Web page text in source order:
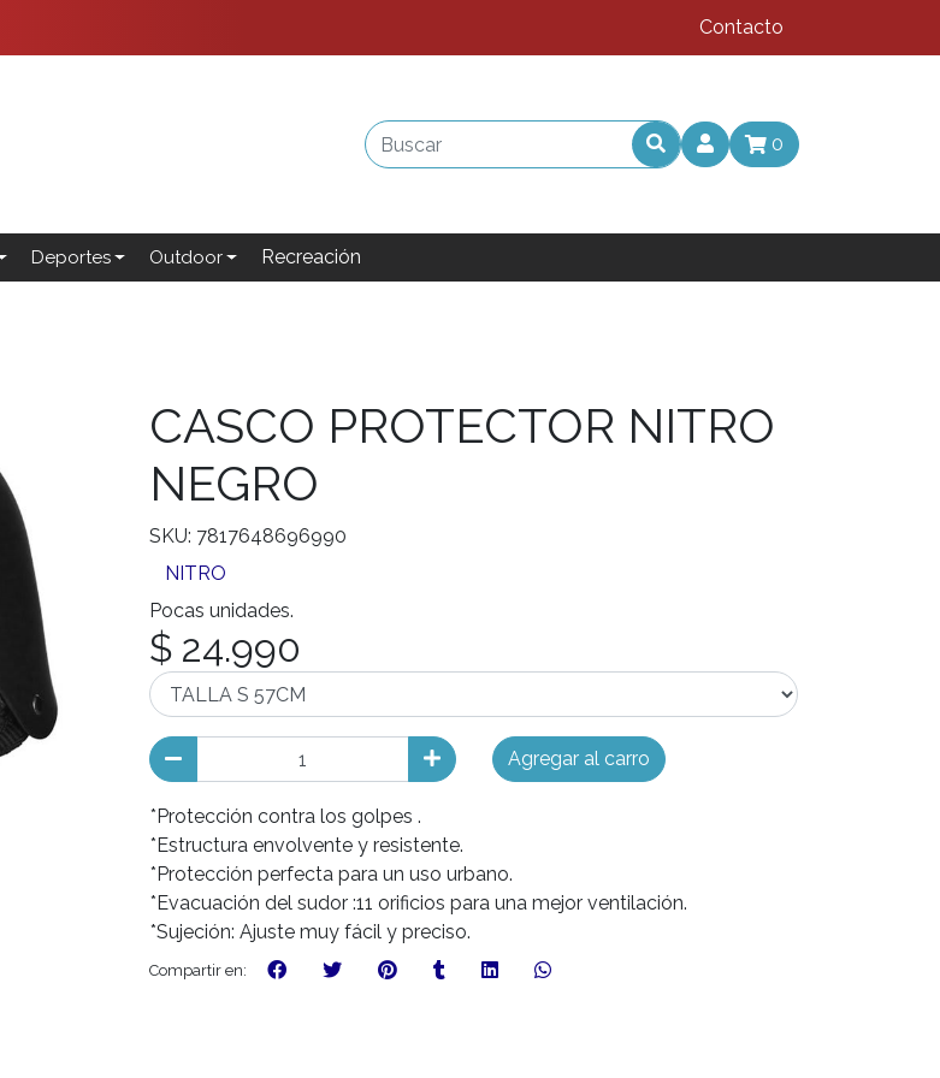
Contacto
0
Deportes Outdoor Recreación
CASCO PROTECTOR NITRO
NEGRO
SKU: 7817648696990
NITRO
Pocas unidades.
$ 24.990
Agregar al carro
*Protección contra los golpes .
*Estructura envolvente y resistente.
*Protección perfecta para un uso urbano.
*Evacuación del sudor :11 orificios para una mejor ventilación.
*Sujeción: Ajuste muy fácil y preciso.
Compartir en: